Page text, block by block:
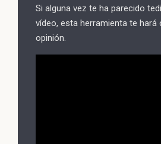
Si alguna vez te ha parecido
vídeo, esta herramienta te hará
opinión.